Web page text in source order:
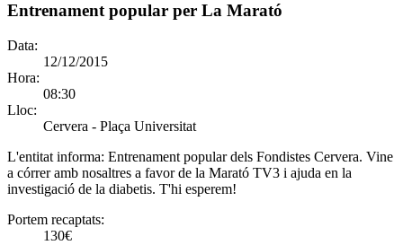
Entrenament popular per La Marató
Data:
12/12/2015
Hora:
08:30
Lloc:
Cervera - Plaça Universitat
L'entitat informa: Entrenament popular dels Fondistes Cervera. Vine
a córrer amb nosaltres a favor de la Marató TV3 i ajuda en la
investigació de la diabetis. T'hi esperem!
Portem recaptats:
130€